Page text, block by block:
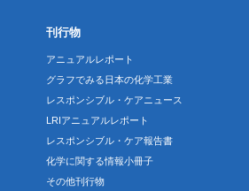
刊行物
アニュアルレポート
グラフでみる日本の化学工業
レスポンシブル・ケアニュース
LRIアニュアルレポート
レスポンシブル・ケア報告書
化学に関する情報小冊子
その他刊行物